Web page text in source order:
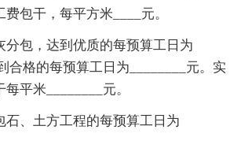
包干，每平方米____元。
分包，达到优质的每预算工日为
合格的每预算工日为________元。实
平米________元。
石、土方工程的每预算工日为